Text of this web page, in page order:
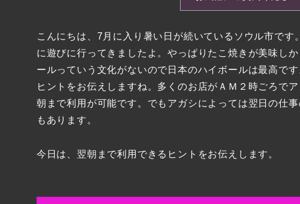
こんにちは、7月に入り暑い日が続いているソウル市で
に遊びに行ってきましたよ。やっぱりたこ焼きが美味し
ールっていう文化がないので日本のハイボールは最高で
ヒントをお伝えしますね。多くのお店がＡＭ２時ごろで
朝まで利用が可能です。でもアガシによっては翌日の仕
もあります。
今日は、翌朝まで利用できるヒントをお伝えします。